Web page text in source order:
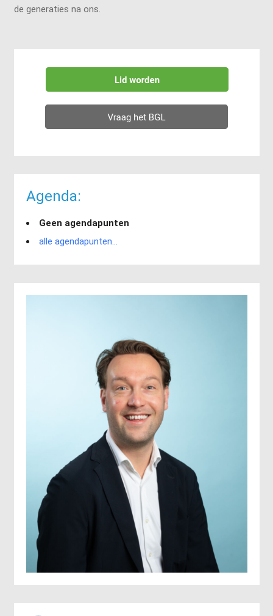
de generaties na ons.
Agenda:
Geen agendapunten
alle agendapunten...